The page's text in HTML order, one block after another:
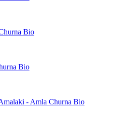
Bio
Bio
- Amla Churna Bio